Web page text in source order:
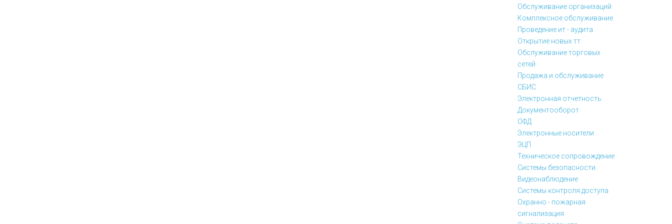
Обслуживание организаций
Комплексное обслуживание
Проведение ит - аудита
Открытие новых тт
Обслуживание торговых
сетей
Продажа и обслуживание
СБИС
Электронная отчетность
Документооборот
ОФД
Электронные носители
ЭЦП
Техническое сопровождение
Системы безопасности
Видеонаблюдение
Системы контроля доступа
Охранно - пожарная
сигнализация
Консультация